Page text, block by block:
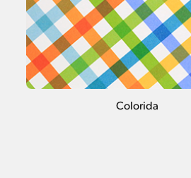
Colorida